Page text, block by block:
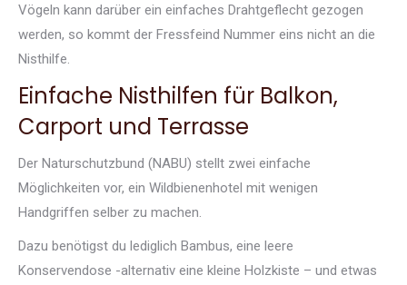
Vögeln kann darüber ein einfaches Drahtgeflecht gezogen
werden, so kommt der Fressfeind Nummer eins nicht an die
Nisthilfe.
Einfache Nisthilfen für Balkon,
Carport und Terrasse
Der Naturschutzbund (NABU) stellt zwei einfache
Möglichkeiten vor, ein Wildbienenhotel mit wenigen
Handgriffen selber zu machen.
Dazu benötigst du lediglich Bambus, eine leere
Konservendose -alternativ eine kleine Holzkiste – und etwas